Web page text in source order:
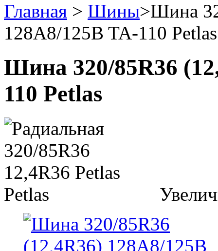
Главная > Шины>Шина
128A8/125B TA-110 Petlas
Шина 320/85R36
110 Petlas